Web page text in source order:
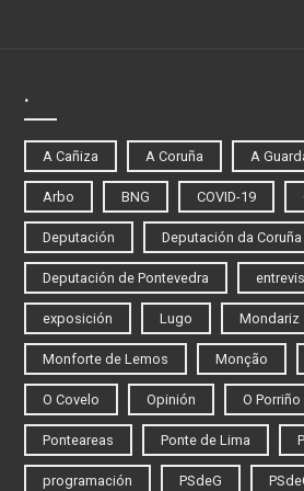
.
A Cañiza A Coruña A
Arbo BNG COVID-19
Deputación Deputación da Coruña
Deputación de Pontevedra
exposición Lugo Mondariz
Monforte de Lemos Monção
O Covelo Opinión O Porriño
Ponteareas Ponte de Lima
programación PSdeG